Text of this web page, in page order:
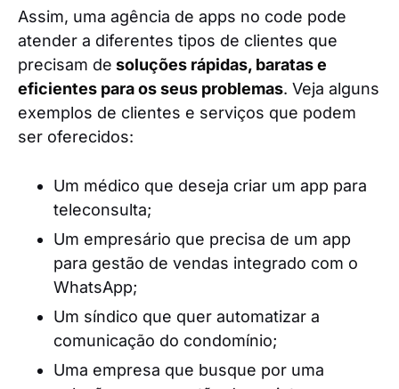
Assim, uma agência de apps no code pode
atender a diferentes tipos de clientes que
precisam de soluções rápidas, baratas e
eficientes para os seus problemas. Veja alguns
exemplos de clientes e serviços que podem
ser oferecidos:
Um médico que deseja criar um app para
teleconsulta;
Um empresário que precisa de um app
para gestão de vendas integrado com o
WhatsApp;
Um síndico que quer automatizar a
comunicação do condomínio;
Uma empresa que busque por uma